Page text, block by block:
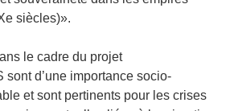
siècles)».
le cadre du projet
sont d’une importance socio-
et sont pertinents pour les crises